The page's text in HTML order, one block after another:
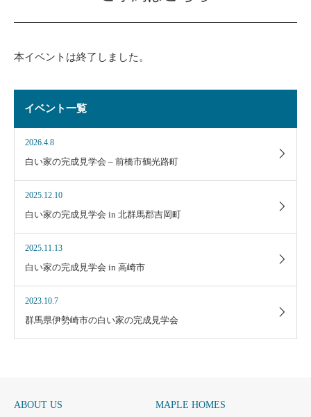
本イベントは終了しました。
イベント一覧
2026.4.8
白い家の完成見学会 – 前橋市鶴光路町
2025.12.10
白い家の完成見学会 in 北群馬郡吉岡町
2025.11.13
白い家の完成見学会 in 高崎市
2023.10.7
群馬県伊勢崎市の白い家の完成見学会
ABOUT US MAPLE HOMES